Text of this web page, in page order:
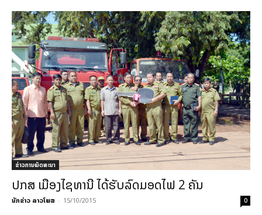
ຂ່າວການພັດທະນາ
ປກສ ເມືອງ​ໄຊ​ທານີ ໄດ້ຮັບລົດມອດໄຟ 2 ຄັນ
ນັກຂ່າວ ລາວໂພສ - 15/10/2015 0